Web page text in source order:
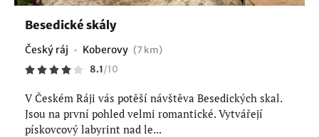
Besedické skály
Český ráj Koberovy (7 km)
8.1/10
V Českém Ráji vás potěší návštěva Besedických skal.
Jsou na první pohled velmi romantické. Vytvářejí
pískovcový labyrint nad le...